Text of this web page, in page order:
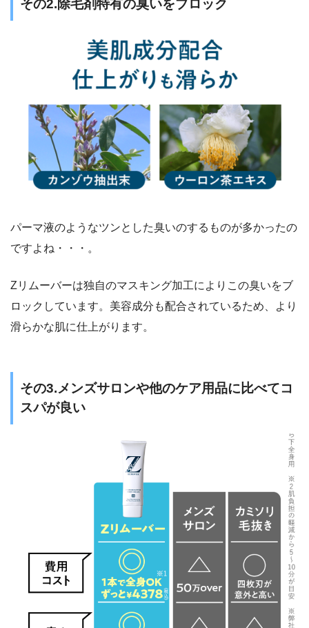
その2.除毛剤特有の臭いをブロック
パーマ液のようなツンとした臭いのするものが多かったの
ですよね・・・。
Zリムーバーは独自のマスキング加工によりこの臭いをブ
ロックしています。美容成分も配合されているため、より
滑らかな肌に仕上がります。
その3.メンズサロンや他のケア用品に比べてコ
スパが良い